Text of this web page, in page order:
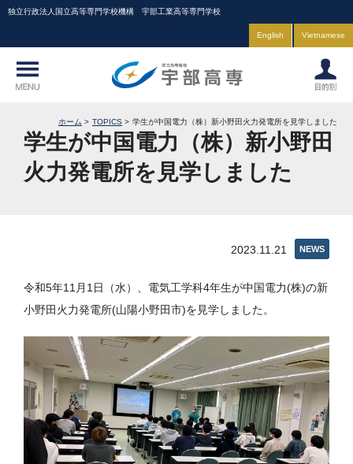
独立行政法人国立高等専門学校機構 宇部工業高等専門学校
English Vietnamese
ホーム TOPICS 学生が中国電力（株）新小野田火力発電所を見学しました
学生が中国電力（株）新小野田
火力発電所を見学しました
NEWS
2023.11.21
令和5年11月1日（水）、電気工学科4年生が中国電力(株)の新
小野田火力発電所(山陽小野田市)を見学しました。